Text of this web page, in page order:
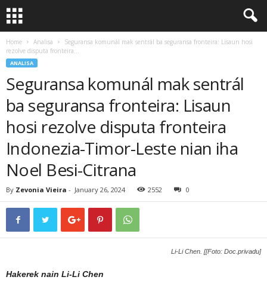
Home Analisa
Seguransa komunál mak sentrál ba seguransa fronteira: Lisaun hosi
rezolve disputa fronteira...
ANALISA
Seguransa komunál mak sentrál
ba seguransa fronteira: Lisaun
hosi rezolve disputa fronteira
Indonezia-Timor-Leste nian iha
Noel Besi-Citrana
By Zevonia Vieira - January 26, 2024 2552 0
Li-Li Chen. [[Foto: Doc.privadu]
Hakerek nain Li-Li Chen